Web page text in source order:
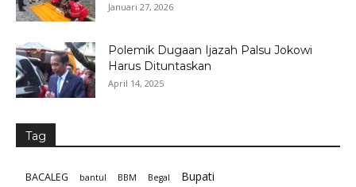
Januari 27, 2026
Polemik Dugaan Ijazah Palsu Jokowi
Harus Dituntaskan
April 14, 2025
Tag
BACALEG bantul BBM Begal Bupati